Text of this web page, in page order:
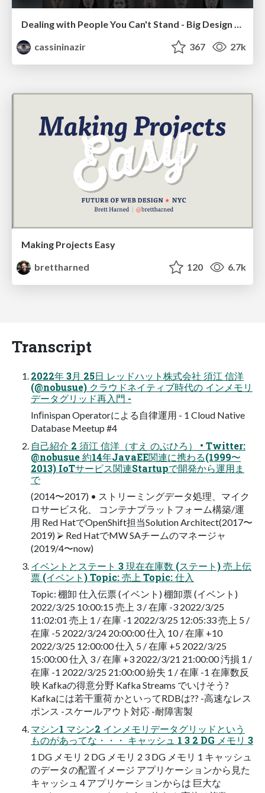
Dealing with People You Can't Stand - Big Design 2015
cassininazir
367 27k
Making Projects Easy
brettharned
120 6.7k
Transcript
2022年 3月 25日 レッドハット株式会社 須江 信洋
(@nobusue) クラウドネイティブ時代の インメモリ
データグリッド再入門 -
Inﬁnispan Operatorによる自律運用 - 1 Cloud Native
Database Meetup #4
自己紹介 2 須江 信洋（すえ のぶひろ） • Twitter:
@nobusue 約14年JavaEE関連に携わる(1999〜
2013) IoTサービス関連Startupで開発から運用ま
で
(2014〜2017) • ストリーミングデータ処理、マイク
ロサービス化、 コンテナプラットフォーム構築/運
用 Red HatでOpenShift担当Solution Architect(2017〜
2019) ⮚ Red HatでMW SAチームのマネージャ
(2019/4〜now)
イベントとステート 3 現在在庫数 (ステート) 売上伝
票 (イベント) Topic: 売上 Topic: 仕入
Topic: 棚卸 仕入伝票 (イベント) 棚卸票 (イベント)
2022/3/25 10:00:15 売上 3 / 在庫 -3 2022/3/25
11:02:01 売上 1 / 在庫 -1 2022/3/25 12:05:33 売上 5 /
在庫 -5 2022/3/24 20:00:00 仕入 10 / 在庫 +10
2022/3/25 12:00:00 仕入 5 / 在庫 +5 2022/3/25
15:00:00 仕入 3 / 在庫 +3 2022/3/21 21:00:00 汚損 1 /
在庫 -1 2022/3/25 21:00:00 紛失 1 / 在庫 -1 在庫数反
映 Kafkaの得意分野 Kafka Streams でいけそう?
Kafkaには若干重荷 かといってRDBは?? -高速なレス
ポンス -スケールアウト対応 -耐障害製
マシン1 マシン2 インメモリデータグリッドという
ものがあってな・・・ キャッシュ 1 3 2 DG メモリ 3
1 DG メモリ 2 DG メモリ 2 3 DG メモリ 1 キャッシュ
のデータの配置イメージ アプリケーションから見た
キャッシュ 4 アプリケーションからは 巨大な